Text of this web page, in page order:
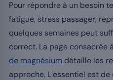
Pour répondre à un besoin
fatigue, stress passager,
quelques semaines peut
correct. La page consacrée
de magnésium détaille les
approche. L’essentiel est